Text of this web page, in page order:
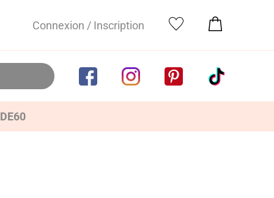
Connexion / Inscription